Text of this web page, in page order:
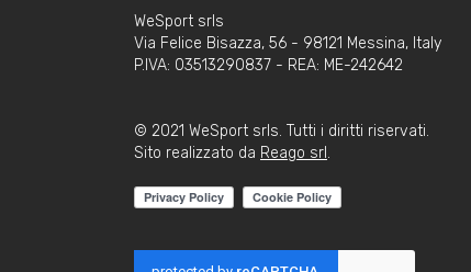
WeSport srls
Via Felice Bisazza, 56 - 98121 Messina, Italy
P.IVA: 03513290837 - REA: ME-242642
© 2021 WeSport srls. Tutti i diritti riservati.
Sito realizzato da Reago srl .